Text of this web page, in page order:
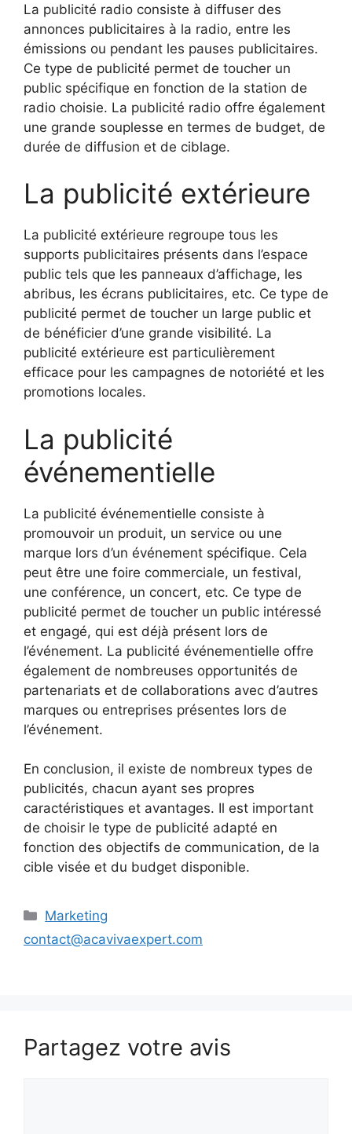
La publicité radio consiste à diffuser des
annonces publicitaires à la radio, entre les
émissions ou pendant les pauses publicitaires.
Ce type de publicité permet de toucher un
public spécifique en fonction de la station de
radio choisie. La publicité radio offre également
une grande souplesse en termes de budget, de
durée de diffusion et de ciblage.
La publicité extérieure
La publicité extérieure regroupe tous les
supports publicitaires présents dans l’espace
public tels que les panneaux d’affichage, les
abribus, les écrans publicitaires, etc. Ce type de
publicité permet de toucher un large public et
de bénéficier d’une grande visibilité. La
publicité extérieure est particulièrement
efficace pour les campagnes de notoriété et les
promotions locales.
La publicité
événementielle
La publicité événementielle consiste à
promouvoir un produit, un service ou une
marque lors d’un événement spécifique. Cela
peut être une foire commerciale, un festival,
une conférence, un concert, etc. Ce type de
publicité permet de toucher un public intéressé
et engagé, qui est déjà présent lors de
l’événement. La publicité événementielle offre
également de nombreuses opportunités de
partenariats et de collaborations avec d’autres
marques ou entreprises présentes lors de
l’événement.
En conclusion, il existe de nombreux types de
publicités, chacun ayant ses propres
caractéristiques et avantages. Il est important
de choisir le type de publicité adapté en
fonction des objectifs de communication, de la
cible visée et du budget disponible.
Catégories
Marketing
contact@acavivaexpert.com
Partagez votre avis